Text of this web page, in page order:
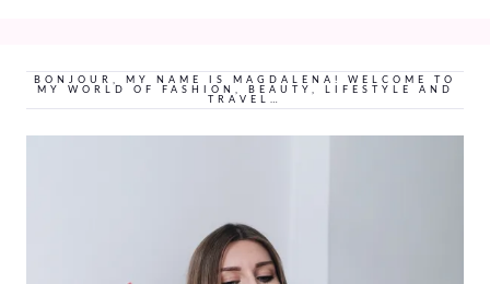
BONJOUR, MY NAME IS MAGDALENA! WELCOME TO
MY WORLD OF FASHION, BEAUTY, LIFESTYLE AND
TRAVEL…